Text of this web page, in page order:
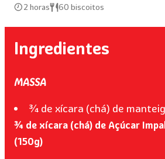
2 horas 60 biscoitos
Ingredientes
MASSA
¾ de xícara (chá) de
¾ de xícara (chá) de Açúcar
(150g)